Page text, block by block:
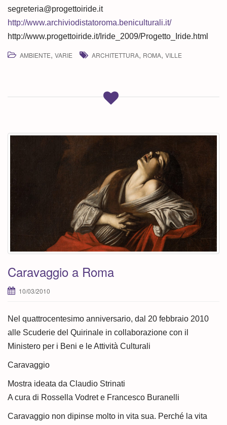
segreteria@progettoiride.it
http://www.archiviodistatoroma.beniculturali.it/
http://www.progettoiride.it/Iride_2009/Progetto_Iride.html
AMBIENTE, VARIE ARCHITETTURA, ROMA, VILLE
Caravaggio a Roma
10/03/2010
Nel quattrocentesimo anniversario, dal 20 febbraio 2010
alle Scuderie del Quirinale in collaborazione con il
Ministero per i Beni e le Attività Culturali
Caravaggio
Mostra ideata da Claudio Strinati
A cura di Rossella Vodret e Francesco Buranelli
Caravaggio non dipinse molto in vita sua. Perché la vita